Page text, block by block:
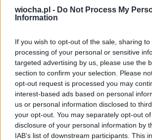
wiocha.pl - Do Not Process My
Information
If you wish to opt-out of the sale, sharing
processing of your personal or sensitive
targeted advertising by us, please use the
section to confirm your selection. Please
opt-out request is processed you may
interest-based ads based on personal
us or personal information disclosed to
your opt-out. You may separately opt-out
disclosure of your personal information by
IAB’s list of downstream participants. This